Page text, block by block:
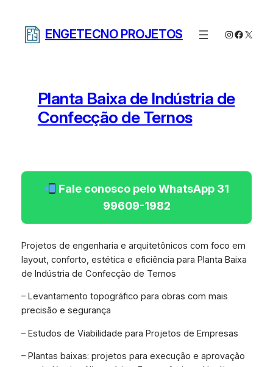
ENGETECNO PROJETOS Instagram
X
Planta Baixa de Indústria de
Confecção de Ternos
Fale conosco pelo WhatsApp 31
99609-1982
Projetos de engenharia e arquitetônicos com foco em
layout, conforto, estética e eficiência para Planta Baixa
de Indústria de Confecção de Ternos
– Levantamento topográfico para obras com mais
precisão e segurança
– Estudos de Viabilidade para Projetos de Empresas
– Plantas baixas: projetos para execução e aprovação